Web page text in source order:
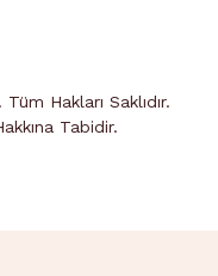
Hakları Saklıdır.
Tabidir.